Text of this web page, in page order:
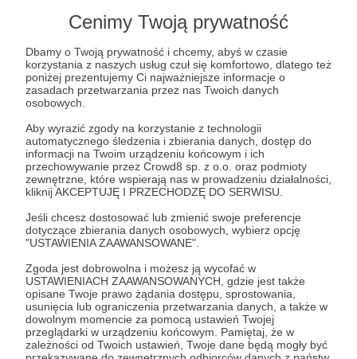
Cenimy Twoją prywatność
Dbamy o Twoją prywatność i chcemy, abyś w czasie
korzystania z naszych usług czuł się komfortowo, dlatego też
poniżej prezentujemy Ci najważniejsze informacje o
zasadach przetwarzania przez nas Twoich danych
osobowych.
Aby wyrazić zgody na korzystanie z technologii
automatycznego śledzenia i zbierania danych, dostęp do
informacji na Twoim urządzeniu końcowym i ich
przechowywanie przez Crowd8 sp. z o.o. oraz podmioty
zewnętrzne, które wspierają nas w prowadzeniu działalności,
kliknij AKCEPTUJĘ I PRZECHODZĘ DO SERWISU.
Jeśli chcesz dostosować lub zmienić swoje preferencje
dotyczące zbierania danych osobowych, wybierz opcję
"USTAWIENIA ZAAWANSOWANE".
Zgoda jest dobrowolna i możesz ją wycofać w
USTAWIENIACH ZAAWANSOWANYCH, gdzie jest także
opisane Twoje prawo żądania dostępu, sprostowania,
usunięcia lub ograniczenia przetwarzania danych, a także w
dowolnym momencie za pomocą ustawień Twojej
przeglądarki w urządzeniu końcowym. Pamiętaj, że w
zależności od Twoich ustawień, Twoje dane będą mogły być
razem z nami, to ten podcast jest dla ciebie.
tygodniu, przez godzinę dzielimy się otwarcie
swoimi spostrzeżeniami oraz doświadczeniami,
zebranymi przez ponad 10 lat mieszkania na
wschodnim wybrzeżu tego fajnego, ale trochę
dziwnego kraju.
W tym miejscu powinna być zewnętrzna
treść
Aby zobaczyć treść musisz zmienić ustawienia